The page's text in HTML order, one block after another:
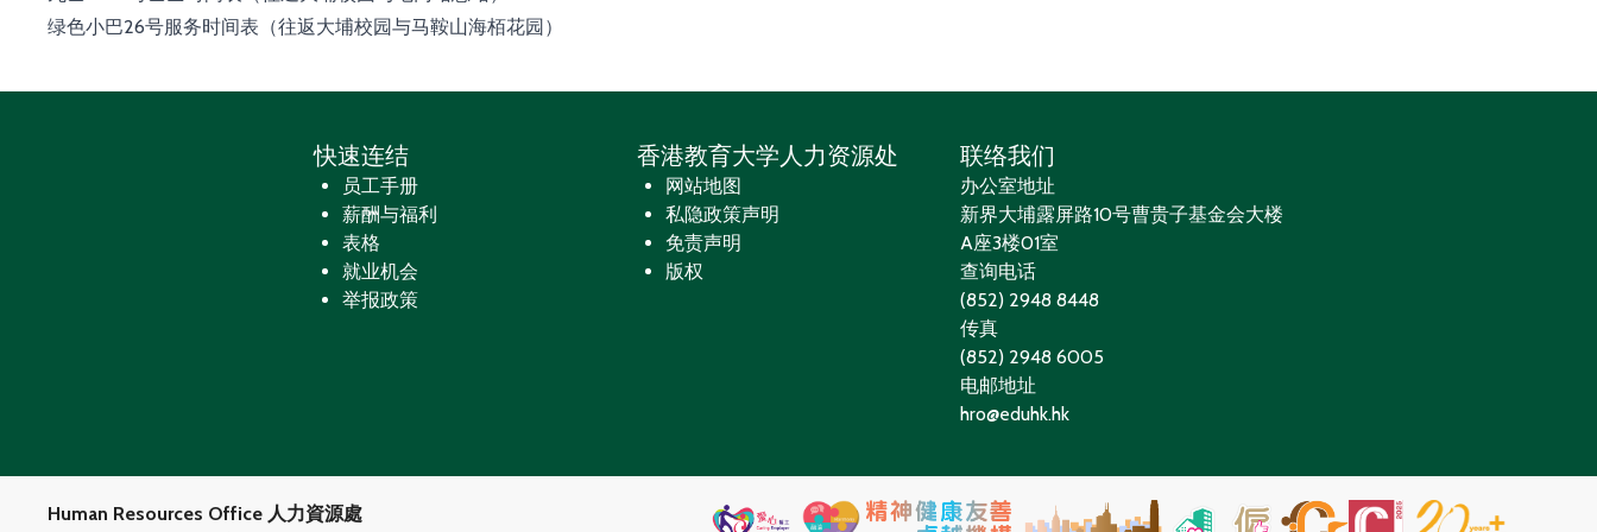
绿色小巴26号服务时间表 （往返大埔校园与马鞍山海栢花园）
快速连结
员工手册
薪酬与福利
表格
就业机会
举报政策
香港教育大学人力资源处
网站地图
私隐政策声明
免责声明
版权
联络我们
办公室地址
新界大埔露屏路10号曹贵子基金会大楼
A座3楼01室
查询电话
(852) 2948 8448
传真
(852) 2948 6005
电邮地址
hro@eduhk.hk
Human Resources Office 人力資源處